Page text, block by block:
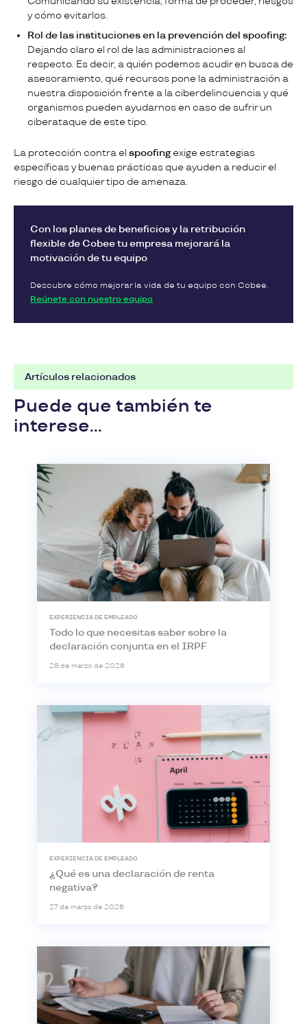
y cómo evitarlos.
Rol de las instituciones en la prevención del spoofing:
Dejando claro el rol de las administraciones al
respecto. Es decir, a quién podemos acudir en busca de
asesoramiento, qué recursos pone la administración a
nuestra disposición frente a la ciberdelincuencia y qué
organismos pueden ayudarnos en caso de sufrir un
ciberataque de este tipo.
La protección contra el spoofingexige estrategias
específicas y buenas prácticas que ayuden a reducir el
riesgo de cualquier tipo de amenaza.
Con los planes de beneficios y la retribución
flexible de Cobee tu empresa mejorará la
motivación de tu equipo
Descubre cómo mejorar la vida de tu equipo con Cobee.
Reúnete con nuestro equipo
Artículos relacionados
Puede que también te
interese...
EXPERIENCIA DE EMPLEADO
Todo lo que necesitas saber sobre la
declaración conjunta en el IRPF
28 de marzo de 2026
EXPERIENCIA DE EMPLEADO
¿Qué es una declaración de renta
negativa?
27 de marzo de 2026